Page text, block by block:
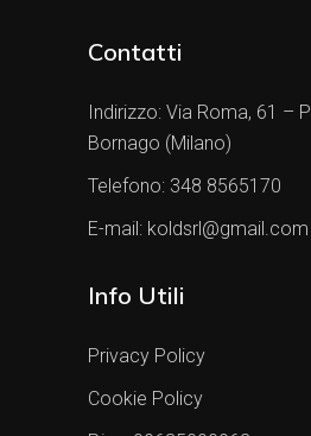
Contatti
Indirizzo: Via Roma, 61 –
Bornago (Milano)
Telefono: 348 8565170
E-mail: koldsrl@gmail.com
Info Utili
Privacy Policy
Cookie Policy